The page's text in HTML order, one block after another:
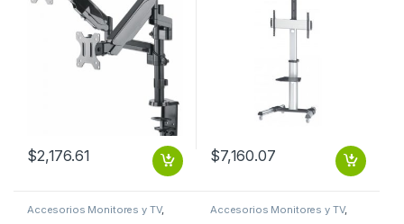
$2,176.61 $7,160.07
Accesorios Monitores y TV, Accesorios Monitores y TV,